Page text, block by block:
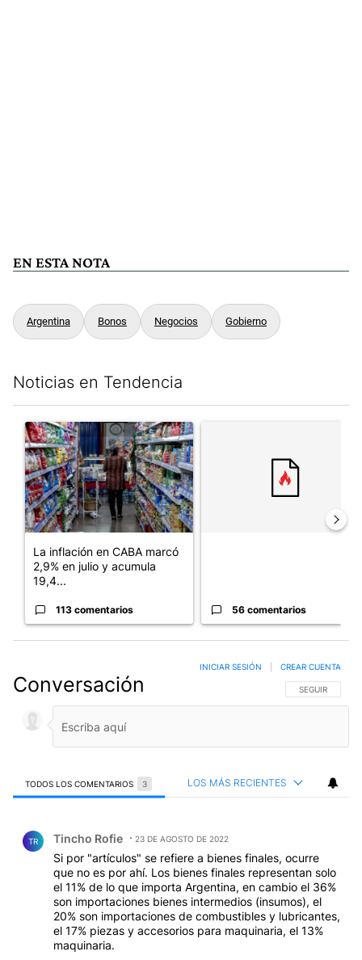
EN ESTA NOTA
Argentina Bonos Negocios Gobierno
Noticias en Tendencia
Un artículo de tendencia con el título "La inflación en CABA
La inflación en CABA marcó
2,9% en julio y acumula
19,4...
113 comentarios 56 comentarios
Conversación SIGA ESTA
SEGUIR
INICIAR SESIÓN CREAR CUENTA
TODOS LOS COMENTARIOS 3 LOS MÁS RECIENTES
TR Tincho Rofie 23 DE AGOSTO DE 2022
Si por "artículos" se refiere a bienes finales, ocurre
que no es por ahí. Los bienes finales representan solo
el 11% de lo que importa Argentina, en cambio el 36%
son importaciones bienes intermedios (insumos), el
20% son importaciones de combustibles y lubricantes,
el 17% piezas y accesorios para maquinaria, el 13%
maquinaria.